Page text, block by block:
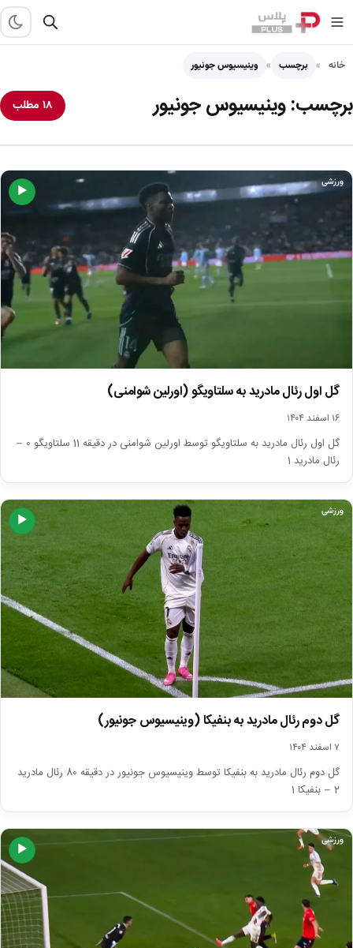
خانه برچسب وینیسیوس جونیور
برچسب:وینیسیوس جونیور ۱۸ مطلب
▶
ورزشی
گل اول رئال مادرید به سلتاویگو (اورلین شوامنی)
۱۶ اسفند ۱۴۰۴
گل اول رئال مادرید به سلتاویگو توسط اورلین شوامنی در دقیقه 11 سلتاویگو 0 –
رئال مادرید 1
▶
ورزشی
گل دوم رئال مادرید به بنفیکا (وینیسیوس جونیور)
۷ اسفند ۱۴۰۴
گل دوم رئال مادرید به بنفیکا توسط وینیسیوس جونیور در دقیقه 80 رئال مادرید
2 – بنفیکا 1
▶
ورزشی